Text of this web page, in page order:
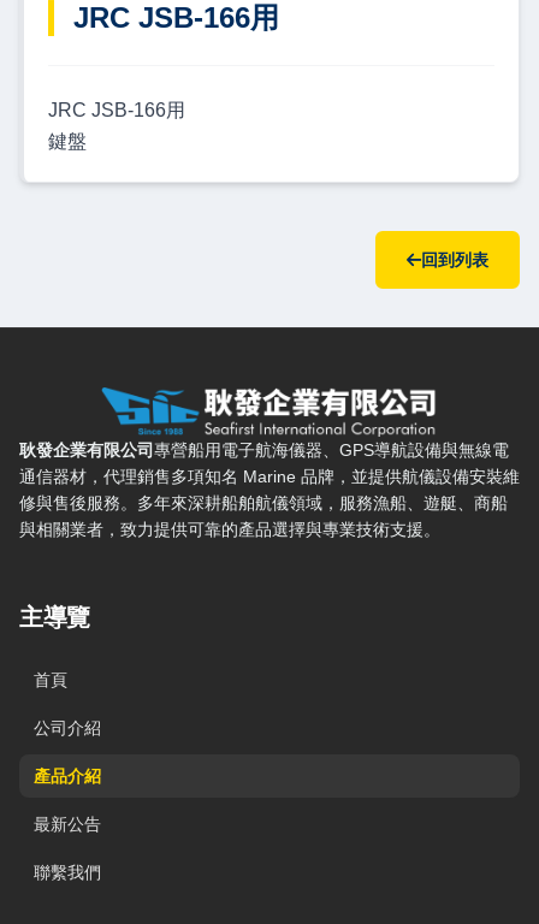
​JRC JSB-166用
JRC JSB-166用
鍵盤
回到列表
耿發企業有限公司 — 網站概要、主導覽與聯絡方式
耿發企業有限公司專營船用電子航海儀器、GPS導航設備與無線電
通信器材，代理銷售多項知名 Marine 品牌，並提供航儀設備安裝維
修與售後服務。多年來深耕船舶航儀領域，服務漁船、遊艇、商船
與相關業者，致力提供可靠的產品選擇與專業技術支援。
主導覽
首頁
公司介紹
產品介紹
最新公告
聯繫我們